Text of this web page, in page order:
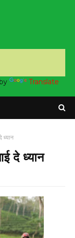
Translate
ध्यान
दे ध्यान